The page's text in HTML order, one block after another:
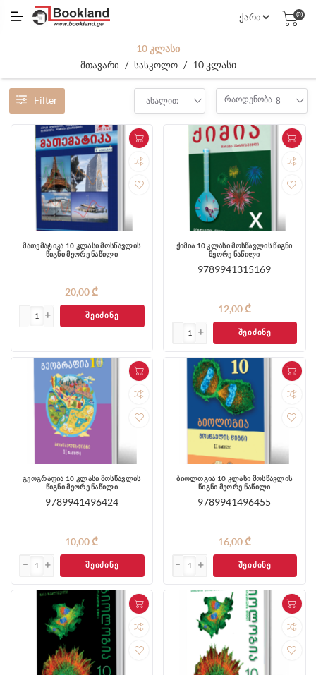
(0)
10 ᲙᲚᲐᲡᲘ
მთავარი / სასკოლო / 10 კლასი
Filter ახალით რაოდენობა 8
მათემატიკა 10 კლასი მოსწავლის
წიგნი მეორე ნაწილი
20,00 ₾
ᲨᲔᲘᲫᲘᲜᲔ
ქიმია 10 კლასი მოსწავლის წიგნი
მეორე ნაწილი
9789941315169
12,00 ₾
ᲨᲔᲘᲫᲘᲜᲔ
გეოგრაფია 10 კლასი მოსწავლის
წიგნი მეორე ნაწილი
9789941496424
10,00 ₾
ᲨᲔᲘᲫᲘᲜᲔ
ბიოლოგია 10 კლასი მოსწავლის
წიგნი მეორე ნაწილი
9789941496455
16,00 ₾
ᲨᲔᲘᲫᲘᲜᲔ